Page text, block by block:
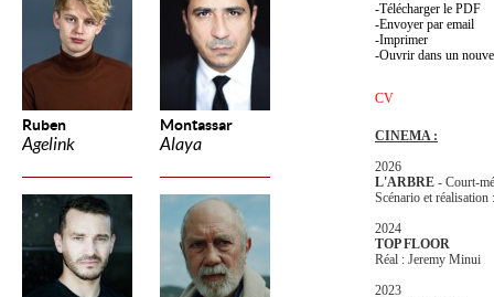
Ruben
Agelink
Montassar
Alaya
Télécharger le PDF
Envoyer par email
Imprimer
Ouvrir dans un
CV
CINEMA :
2026
L'ARBRE - Court-
Scénario et
2024
TOP FLOOR
Réal : Jeremy Minui
2023